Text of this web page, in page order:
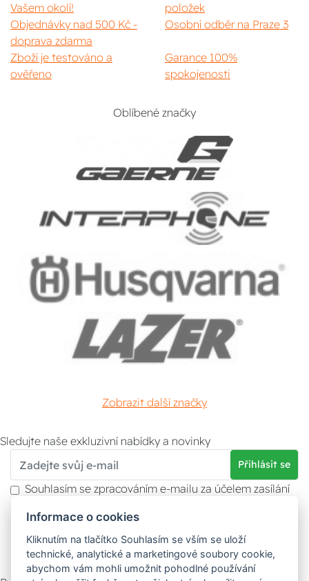
Vašem okolí!
položek
Objednávky nad 500 Kč -
doprava zdarma
Osobní odběr na Praze 3
Zboží je testováno a
ověřeno
Garance 100%
spokojenosti
Oblíbené značky
Zobrazit další značky
Sledujte naše exkluzivní nabídky a novinky
Přihlásit se
Souhlasím se zpracováním e-mailu za účelem zasílání
Více informací naleznete v
údajů . Souhlas můžete kdykoliv odvolat.
Informace o cookies
Kliknutím na tlačítko Souhlasím se vším se uloží
technické, analytické a marketingové soubory cookie,
abychom vám mohli umožnit pohodlné používání